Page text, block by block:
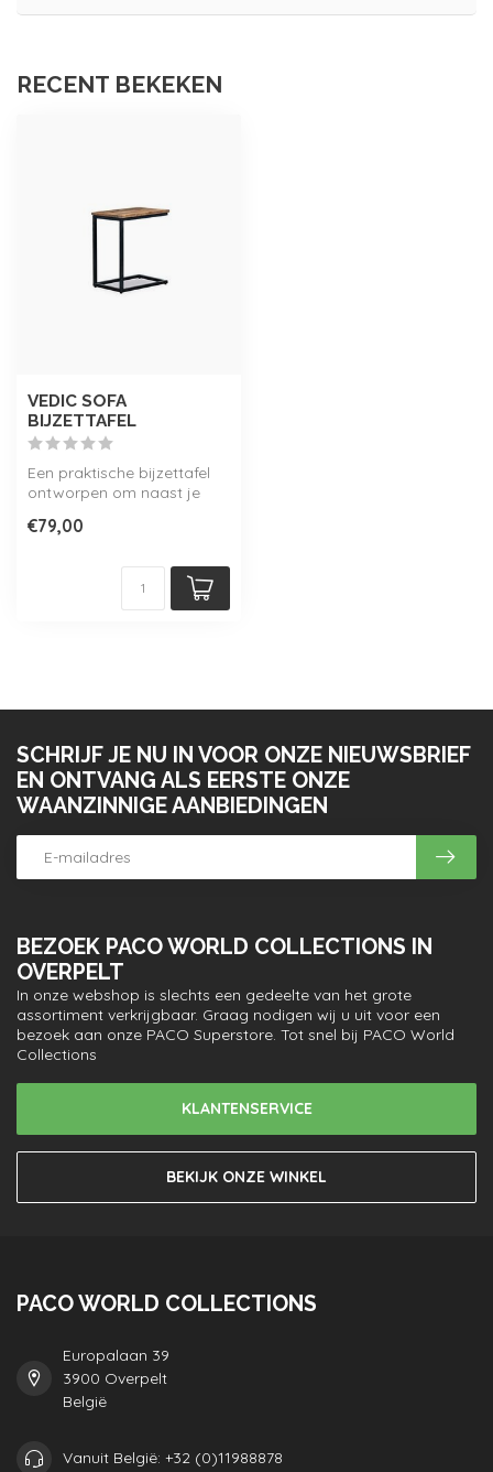
RECENT BEKEKEN
VEDIC SOFA
BIJZETTAFEL
Een praktische bijzettafel
ontworpen om naast je
so...
€79,00
BEZOEK PACO WORLD COLLECTIONS IN
OVERPELT
In onze webshop is slechts een gedeelte van het grote
assortiment verkrijgbaar. Graag nodigen wij u uit voor een
bezoek aan onze PACO Superstore. Tot snel bij PACO World
Collections
KLANTENSERVICE
BEKIJK ONZE WINKEL
SCHRIJF JE NU IN VOOR ONZE NIEUWSBRIEF
EN ONTVANG ALS EERSTE ONZE
WAANZINNIGE AANBIEDINGEN
PACO WORLD COLLECTIONS
Europalaan 39
3900 Overpelt
België
Vanuit België: +32 (0)11988878